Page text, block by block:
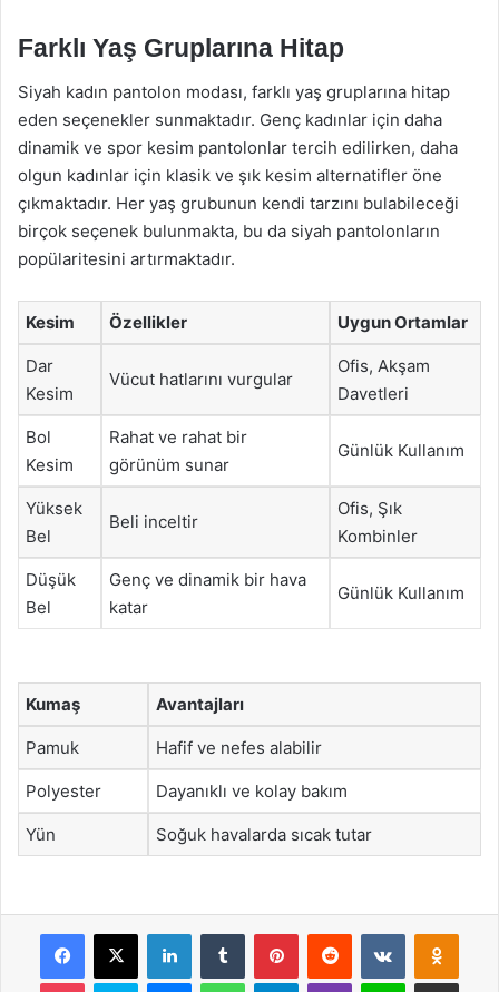
Farklı Yaş Gruplarına Hitap
Siyah kadın pantolon modası, farklı yaş gruplarına hitap
eden seçenekler sunmaktadır. Genç kadınlar için daha
dinamik ve spor kesim pantolonlar tercih edilirken, daha
olgun kadınlar için klasik ve şık kesim alternatifler öne
çıkmaktadır. Her yaş grubunun kendi tarzını bulabileceği
birçok seçenek bulunmakta, bu da siyah pantolonların
popülaritesini artırmaktadır.
Kesim Özellikler Uygun Ortamlar
Dar
Kesim
Vücut hatlarını vurgular
Ofis, Akşam
Davetleri
Bol
Kesim
Rahat ve rahat bir
görünüm sunar
Günlük Kullanım
Yüksek
Bel
Beli inceltir
Ofis, Şık
Kombinler
Düşük
Bel
Genç ve dinamik bir hava
katar
Günlük Kullanım
Kumaş Avantajları
Pamuk Hafif ve nefes alabilir
Polyester Dayanıklı ve kolay bakım
Yün Soğuk havalarda sıcak tutar
Facebook
X LinkedInTumblr PinterestReddit VKontakte
Pocket Skype MessengerWhatsAppTelegramViber Line E-Posta ile